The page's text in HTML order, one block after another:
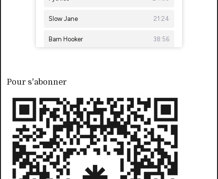
Pour s'abonner